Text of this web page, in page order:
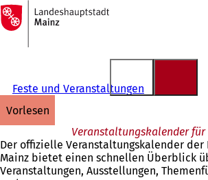
Inhalt anspringen
Zur
Startseite
Feste und Veranstaltungen
vorlesen
Veranstaltungskalender für
Der offizielle Veranstaltungskalender
Mainz bietet einen schnellen Überblick
Veranstaltungen, Ausstellungen,